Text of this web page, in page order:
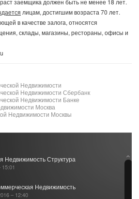
заемщика должен быть не менее 18 лет.
лицам, достигшим возраста 70 лет.
в качестве залога, относятся
склады, магазины, рестораны, офисы и
Недвижимости
Недвижимости Сбербанк
Недвижимости Банке
Москва
Недвижимости Москвы
Недвижимость Структура
Недвижимость
– 12:40